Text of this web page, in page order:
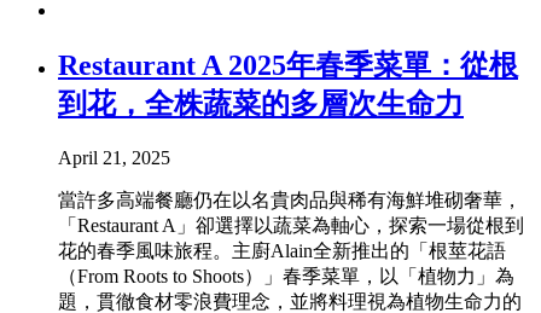
Restaurant A 2025年春季菜單：從根
到花，全株蔬菜的多層次生命力
April 21, 2025
當許多高端餐廳仍在以名貴肉品與稀有海鮮堆砌奢華，
「Restaurant A」卻選擇以蔬菜為軸心，探索一場從根到
花的春季風味旅程。主廚Alain全新推出的「根莖花語
（From Roots to Shoots）」春季菜單，以「植物力」為
題，貫徹食材零浪費理念，並將料理視為植物生命力的